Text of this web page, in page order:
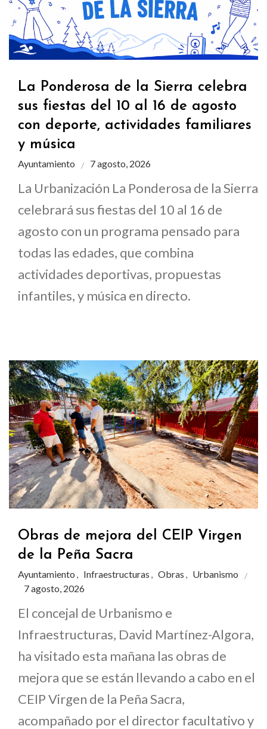
La Ponderosa de la Sierra celebra
sus fiestas del 10 al 16 de agosto
con deporte, actividades familiares
y música
Ayuntamiento 7 agosto, 2026
La Urbanización La Ponderosa de la Sierra
celebrará sus fiestas del 10 al 16 de
agosto con un programa pensado para
todas las edades, que combina
actividades deportivas, propuestas
infantiles, y música en directo.
Obras de mejora del CEIP Virgen
de la Peña Sacra
Ayuntamiento , Infraestructuras , Obras , Urbanismo
7 agosto, 2026
El concejal de Urbanismo e
Infraestructuras, David Martínez-Algora,
ha visitado esta mañana las obras de
mejora que se están llevando a cabo en el
CEIP Virgen de la Peña Sacra,
acompañado por el director facultativo y